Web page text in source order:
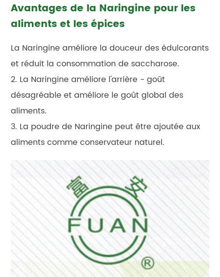
Avantages de la Naringine pour les
aliments et les épices
La Naringine améliore la douceur des édulcorants
et réduit la consommation de saccharose.
2. La Naringine améliore l'arrière - goût
désagréable et améliore le goût global des
aliments.
3. La poudre de Naringine peut être ajoutée aux
aliments comme conservateur naturel.